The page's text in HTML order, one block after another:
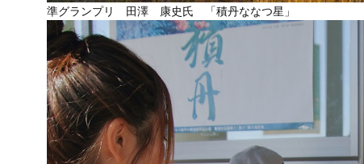
準グランプリ 田澤 康史氏 「積丹ななつ星」